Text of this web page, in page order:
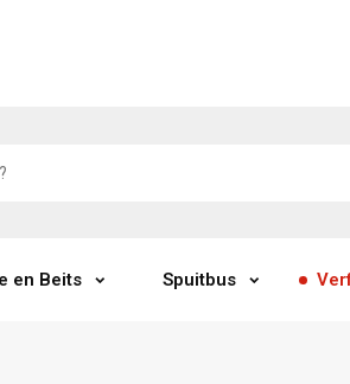
en Beits Spuitbus